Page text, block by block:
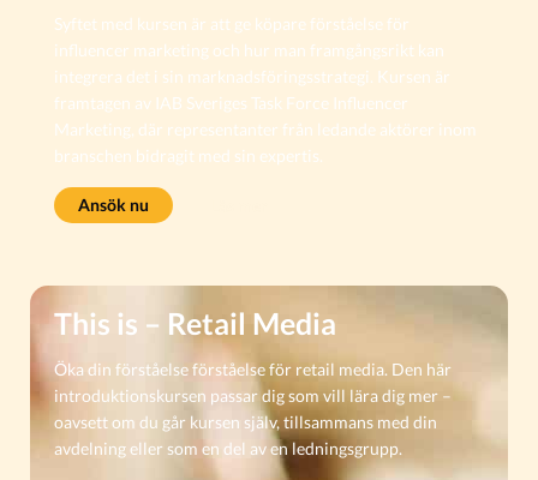
Syftet med kursen är att ge köpare förståelse för
influencer marketing och hur man framgångsrikt kan
integrera det i sin marknadsföringsstrategi. Kursen är
framtagen av IAB Sveriges Task Force Influencer
Marketing, där representanter från ledande aktörer inom
branschen bidragit med sin expertis.
Ansök nu
This is – Retail Media
Öka din förståelse förståelse för retail media. Den här
introduktionskursen passar dig som vill lära dig mer –
oavsett om du går kursen själv, tillsammans med din
avdelning eller som en del av en ledningsgrupp.